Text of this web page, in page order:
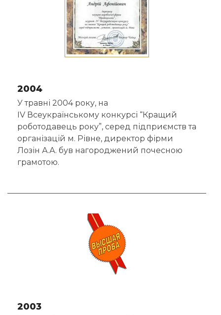
2004
Утравні 2004 року, на
IV Всеукраїнському конкурсі “Кращий
роботодавець року”, серед підприємств та
організацій м. Рівне, директор фірми
Лозін А.А. був нагороджений почесною
грамотою.
2003